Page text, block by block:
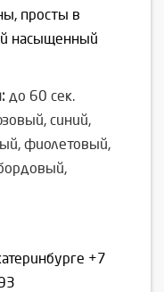
просты в
насыщенный
до 60 сек.
синий,
фиолетовый,
+7